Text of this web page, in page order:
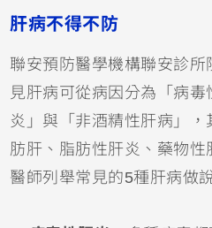
肝病不得不防
聯安預防醫學機構聯安診
見肝病可從病因分為「病
炎」與「非酒精性肝病」
肪肝、脂肪性肝炎、藥物性
醫師列舉常見的5種肝病做